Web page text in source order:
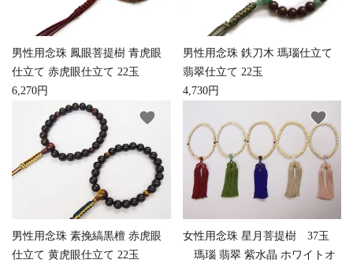
式章・略肩衣
法衣かばん・中啓半
作務衣
コート・雨具 その他
椅子・机・その他仏
具
戸帳・華鬘
山号額・寄進額・定
紋
欄間・障子・襖・翠
本堂金具・上壇彫物
喚鐘・梵鐘・銅像
金物
男性用念珠 鳳眼菩提樹 青虎眼
仕立て 赤虎眼仕立て 22玉
6,270円
男性用念珠 鉄刀木 瑪瑙仕立て
翡翠仕立て 22玉
4,730円
男性用念珠 素挽縞黒檀 赤虎眼
仕立て 黄虎眼仕立て 22玉
favorite
女性用念珠 星月菩提樹 37玉
瑪瑙 翡翠 紫水晶 ホワイトオ
favorite